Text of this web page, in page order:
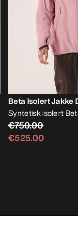
Beta Isolert Jakke
Syntetisk isolert
€750.00
€525.00